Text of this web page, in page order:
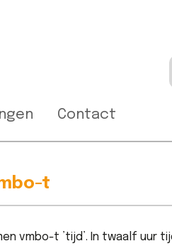
Contact
t
vmbo-t ’tijd’. In twaalf uur